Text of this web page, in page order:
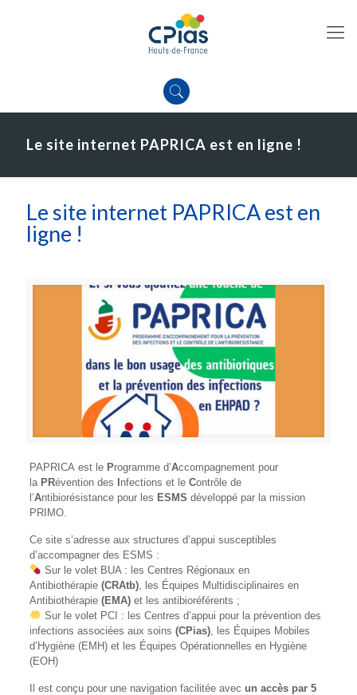
Le site internet PAPRICA est en ligne !
Le site internet PAPRICA est en
ligne !
PAPRICA est le Programme d’Accompagnement pour
la PRévention des nfections et le Contrôle de
l’Antibiorésistance pour les ESMS développé par la mission
PRIMO.
Ce site s’adresse aux structures d’appui susceptibles
d’accompagner des ESMS :
Sur le volet BUA : les Centres Régionaux en
Antibiothérapie (CRAtb), les Équipes Multidisciplinaires en
Antibiothérapie (EMA)et les antibioréférents ;
Sur le volet PCI : les Centres d’appui pour la prévention des
infections associées aux soins (CPias), les Équipes Mobiles
d’Hygiène (EMH) et les Équipes Opérationnelles en Hygiène
(EOH)
Il est conçu pour une navigation facilitée avec un accès par 5